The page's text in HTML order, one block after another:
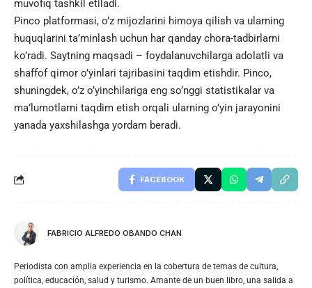
muvofiq tashkil etiladi.
Pinco platformasi, o’z mijozlarini himoya qilish va ularning
huquqlarini ta’minlash uchun har qanday chora-tadbirlarni
ko’radi. Saytning maqsadi – foydalanuvchilarga adolatli va
shaffof qimor o’yinlari tajribasini taqdim etishdir. Pinco,
shuningdek, o’z o’yinchilariga eng so’nggi statistikalar va
ma’lumotlarni taqdim etish orqali ularning o’yin jarayonini
yanada yaxshilashga yordam beradi.
FACEBOOK
FABRICIO ALFREDO OBANDO CHAN
Periodista con amplia experiencia en la cobertura de temas de cultura,
política, educación, salud y turismo. Amante de un buen libro, una salida a